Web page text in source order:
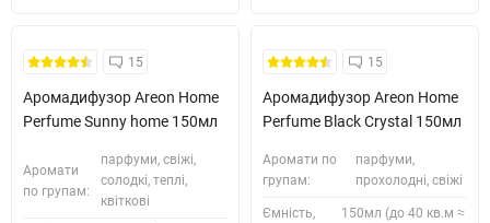
Безкоштовна Доставка
15
Аромадифузор Areon Home
Perfume Sunny home 150мл
Аромати
по групам:
парфуми, свіжі,
солодкі, теплі,
квіткові
Безкоштовна Доставка
15
Аромадифузор Areon Home
Perfume Black Crystal 150мл
Аромати по
групам:
парфуми,
прохолодні, свіжі
Ємність,
150мл (до 40 кв.м ≈